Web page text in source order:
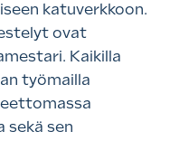
katuverkkoon.
ovat
Kaikilla
työmailla
sekä sen